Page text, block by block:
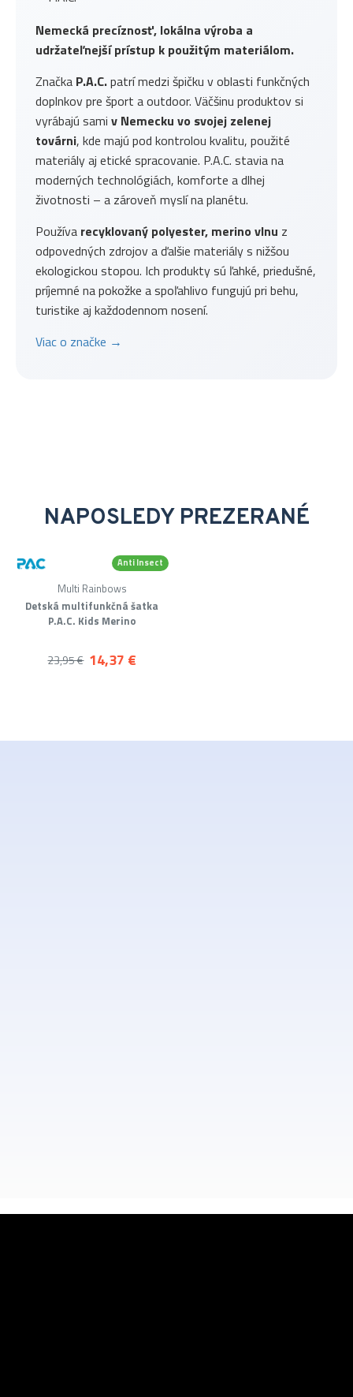
Nemecká precíznosť, lokálna výroba a
udržateľnejší prístup k použitým materiálom.
Značka P.A.C.patrí medzi špičku v oblasti funkčných
doplnkov pre šport a outdoor. Väčšinu produktov si
vyrábajú sami v Nemecku vo svojej zelenej
továrni, kde majú pod kontrolou kvalitu, použité
materiály aj etické spracovanie. P.A.C. stavia na
moderných technológiách, komforte a dlhej
životnosti – a zároveň myslí na planétu.
Používa recyklovaný polyester, merino vlnu z
odpovedných zdrojov a ďalšie materiály s nižšou
ekologickou stopou. Ich produkty sú ľahké, priedušné,
príjemné na pokožke a spoľahlivo fungujú pri behu,
turistike aj každodennom nosení.
Viac o značke →
NAPOSLEDY PREZERANÉ
Merino
Anti Insect
Detská multifunkčná šatka
P.A.C. Kids Merino
Multi Rainbows
14,37 €
23,95 €